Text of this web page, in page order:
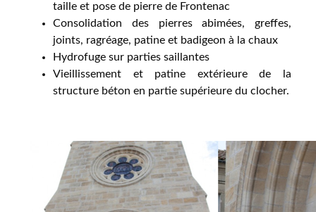
taille et pose de pierre de Frontenac
Consolidation des pierres abimées, greffes,
joints, ragréage, patine et badigeon à la chaux
Hydrofuge sur parties saillantes
Vieillissement et patine extérieure de la
structure béton en partie supérieure du clocher.